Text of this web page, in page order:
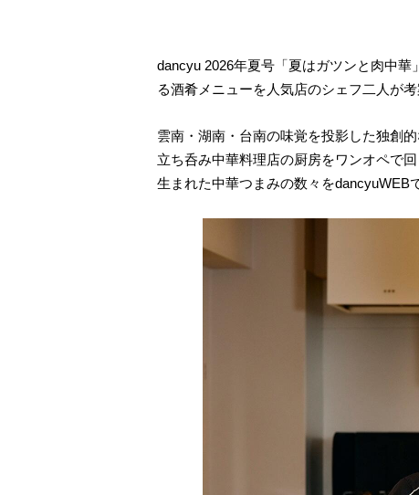
dancyu 2026年夏号「夏はガツンと肉中
る酒肴メニューを人気店のシェフ二人が
雲南・湖南・台南の味覚を投影した独創
立ち呑み中華料理店の厨房をワンオペで
生まれた中華つまみの数々をdancyuWEB